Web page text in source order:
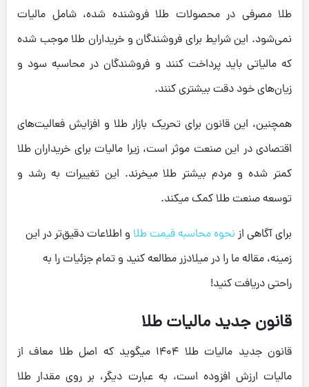
طلا مصرفی در محصولات طلا فروشنده شده، شامل مالیات
نمی‌شود. این شرایط برای فروشندگان و خریداران طلا موجب شده
که مالیاتی باید پرداخت کنند و فروشندگان در محاسبه سود و
زیان‌های خود دقت بیشتری کنند.
همچنین، این قانون برای تحریک بازار طلا و افزایش فعالیت‌های
اقتصادی در این صنعت موثر است، زیرا مالیات برای خریداران طلا
کمتر شده و مردم بیشتر طلا میخرند. این تغییرات به رشد و
توسعه صنعت طلا کمک میکند.
برای آگاهی از نحوه محاسبه قیمت طلا و اطلاعات دقیق‌تر در این
زمینه، مقاله ما را در میلادزر مطالعه کنید و تمام جزئیات را به
راحتی دریافت کنید!
قانون جدید مالیات طلا
قانون جدید مالیات طلا 1404 میگوید که اصل طلا معاف از
مالیات ارزش افزوده است، به عبارت دیگر، بر روی مقدار طلا